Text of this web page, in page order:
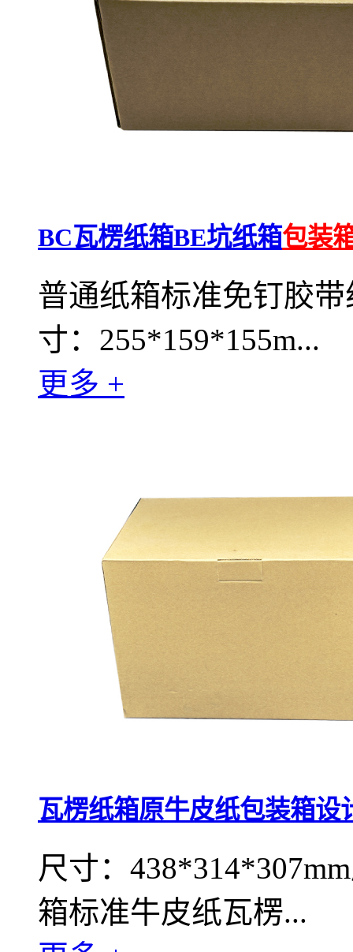
BC瓦楞纸箱BE坑纸箱包装
普通纸箱标准免钉胶
寸：255*159*155m...
更多 +
瓦楞纸箱原牛皮纸包装箱设
尺寸：
箱标准牛皮纸瓦楞...